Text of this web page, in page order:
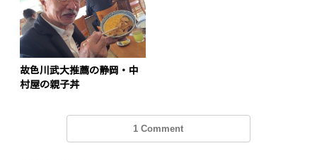
故色川武大推薦の静岡・中
村屋の親子丼
1 Comment